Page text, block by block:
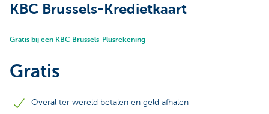
KBC Brussels-Kredietkaart
Gratis bij een KBC Brussels-Plusrekening
Gratis
Overal ter wereld betalen en geld afhalen